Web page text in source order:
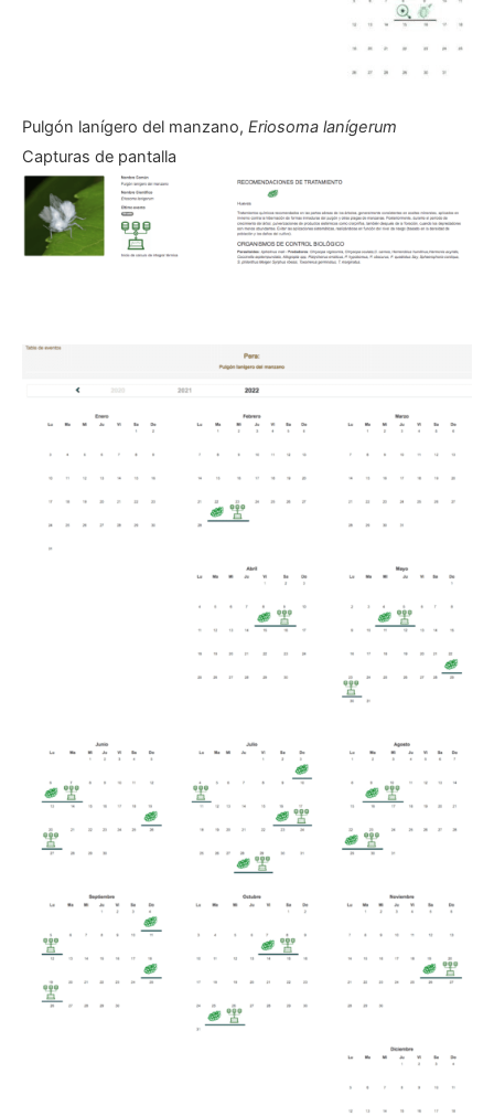
Pulgón lanígero del manzano, Eriosoma lanígerum
Capturas de pantalla